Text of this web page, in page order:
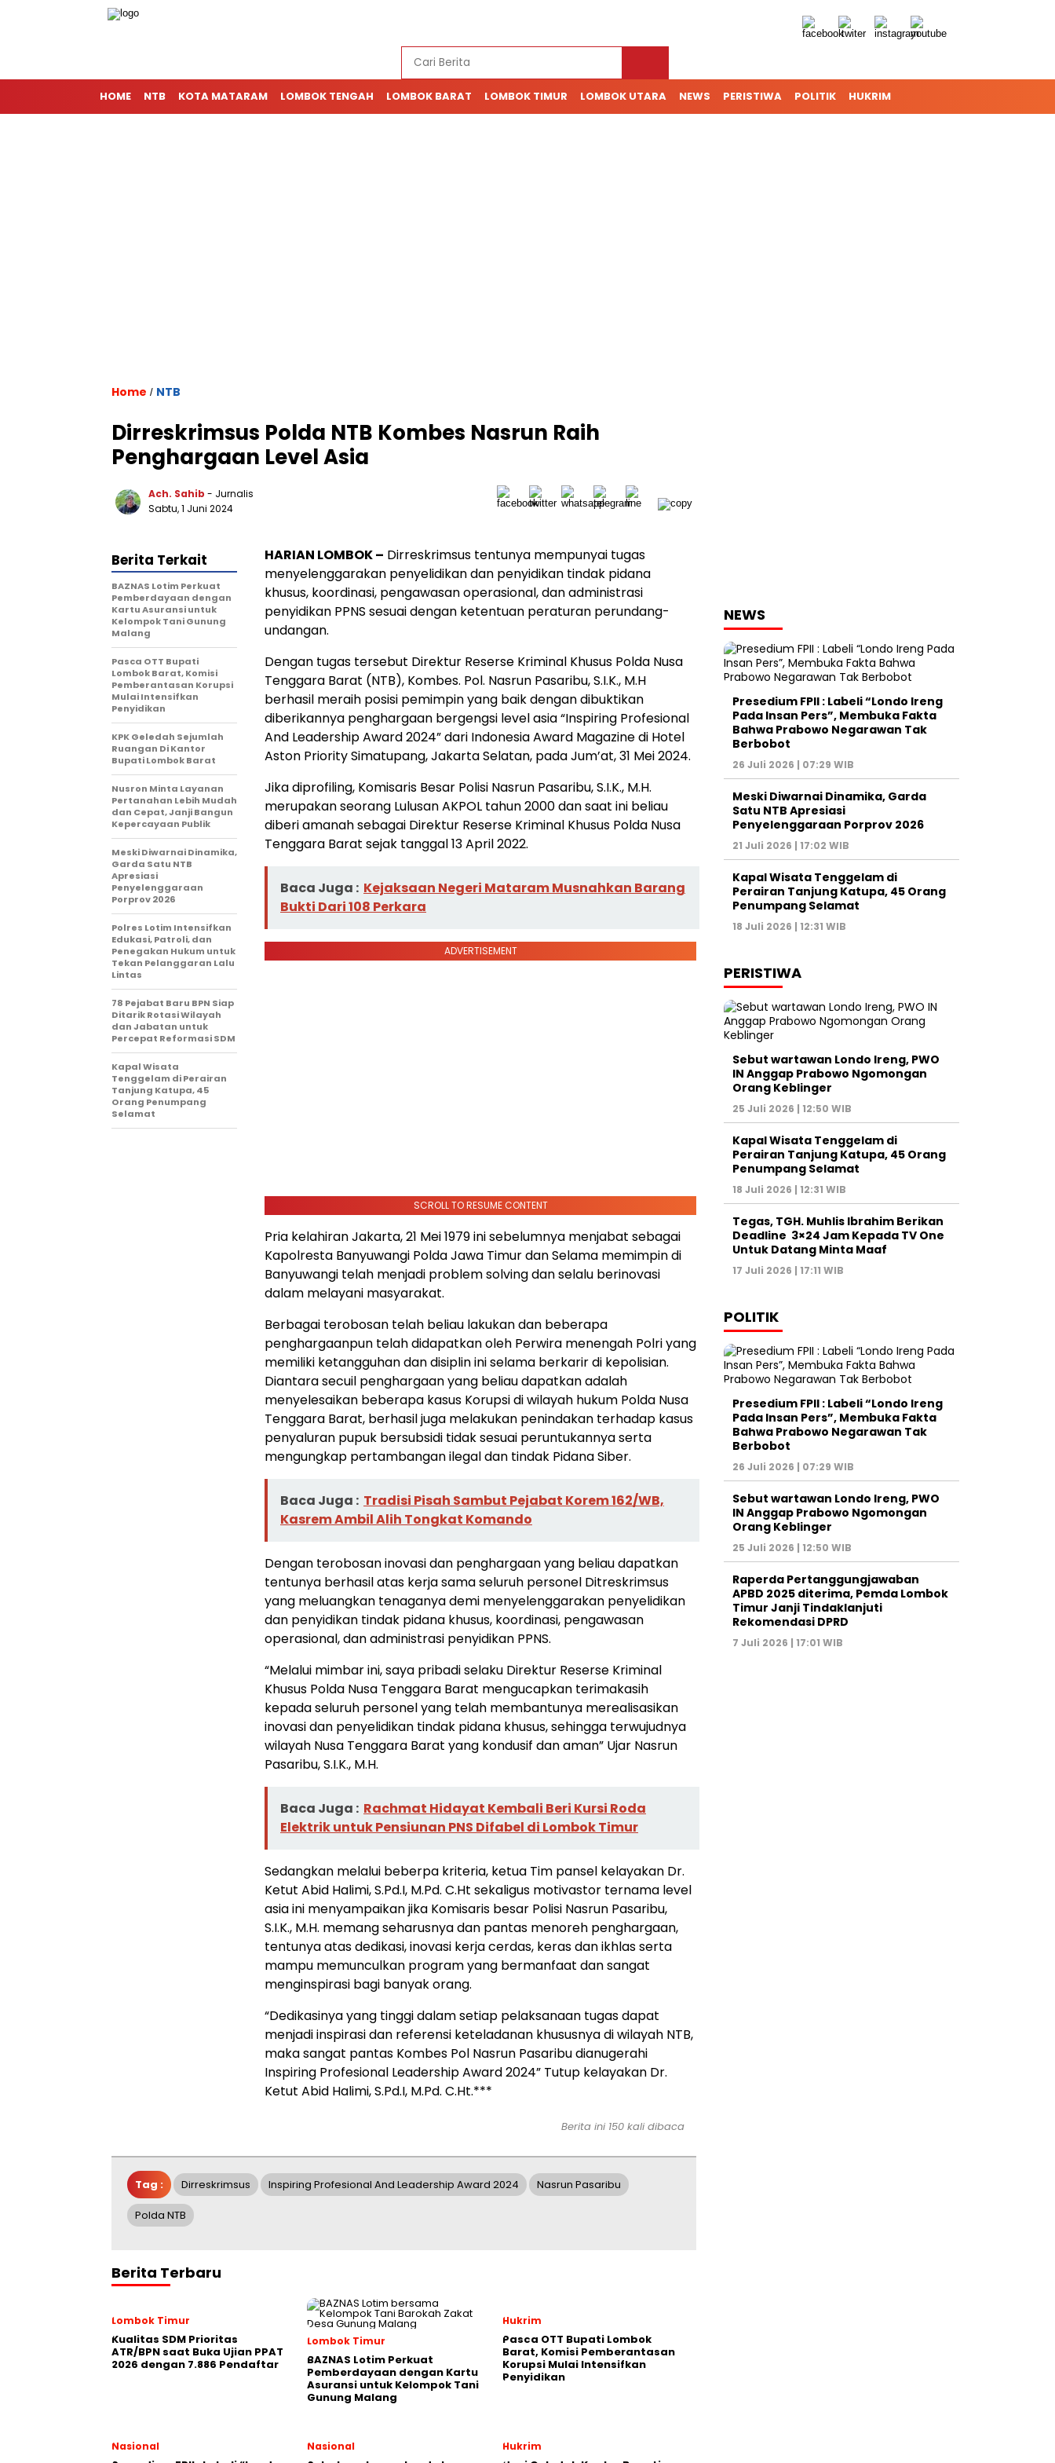
HOME NTB KOTA MATARAM LOMBOK TENGAH LOMBOK BARAT LOMBOK TIMUR LOMBOK UTARA NEWS PERISTIWA POLITIK HUKRIM
Home / NTB
Dirreskrimsus Polda NTB Kombes Nasrun Raih
Penghargaan Level Asia
Ach. Sahib - Jurnalis
Sabtu, 1 Juni 2024
HARIAN LOMBOK – Dirreskrimsus tentunya mempunyai tugas
menyelenggarakan penyelidikan dan penyidikan tindak pidana
khusus, koordinasi, pengawasan operasional, dan administrasi
penyidikan PPNS sesuai dengan ketentuan peraturan perundang-
undangan.
Dengan tugas tersebut Direktur Reserse Kriminal Khusus Polda Nusa
Tenggara Barat (NTB), Kombes. Pol. Nasrun Pasaribu, S.I.K., M.H
berhasil meraih posisi pemimpin yang baik dengan dibuktikan
diberikannya penghargaan bergengsi level asia “Inspiring Profesional
And Leadership Award 2024” dari Indonesia Award Magazine di Hotel
Aston Priority Simatupang, Jakarta Selatan, pada Jum’at, 31 Mei 2024.
Jika diprofiling, Komisaris Besar Polisi Nasrun Pasaribu, S.I.K., M.H.
merupakan seorang Lulusan AKPOL tahun 2000 dan saat ini beliau
diberi amanah sebagai Direktur Reserse Kriminal Khusus Polda Nusa
Tenggara Barat sejak tanggal 13 April 2022.
Baca Juga : Kejaksaan Negeri Mataram Musnahkan Barang
Bukti Dari 108 Perkara
ADVERTISEMENT
SCROLL TO RESUME CONTENT
Pria kelahiran Jakarta, 21 Mei 1979 ini sebelumnya menjabat sebagai
Kapolresta Banyuwangi Polda Jawa Timur dan Selama memimpin di
Banyuwangi telah menjadi problem solving dan selalu berinovasi
dalam melayani masyarakat.
Berbagai terobosan telah beliau lakukan dan beberapa
penghargaanpun telah didapatkan oleh Perwira menengah Polri yang
memiliki ketangguhan dan disiplin ini selama berkarir di kepolisian.
Diantara secuil penghargaan yang beliau dapatkan adalah
menyelesaikan beberapa kasus Korupsi di wilayah hukum Polda Nusa
Tenggara Barat, berhasil juga melakukan penindakan terhadap kasus
penyaluran pupuk bersubsidi tidak sesuai peruntukannya serta
mengungkap pertambangan ilegal dan tindak Pidana Siber.
Baca Juga : Tradisi Pisah Sambut Pejabat Korem 162/WB,
Kasrem Ambil Alih Tongkat Komando
Dengan terobosan inovasi dan penghargaan yang beliau dapatkan
tentunya berhasil atas kerja sama seluruh personel Ditreskrimsus
yang meluangkan tenaganya demi menyelenggarakan penyelidikan
dan penyidikan tindak pidana khusus, koordinasi, pengawasan
operasional, dan administrasi penyidikan PPNS.
“Melalui mimbar ini, saya pribadi selaku Direktur Reserse Kriminal
Khusus Polda Nusa Tenggara Barat mengucapkan terimakasih
kepada seluruh personel yang telah membantunya merealisasikan
inovasi dan penyelidikan tindak pidana khusus, sehingga terwujudnya
wilayah Nusa Tenggara Barat yang kondusif dan aman” Ujar Nasrun
Pasaribu, S.I.K., M.H.
Baca Juga : Rachmat Hidayat Kembali Beri Kursi Roda
Elektrik untuk Pensiunan PNS Difabel di Lombok Timur
Sedangkan melalui beberpa kriteria, ketua Tim pansel kelayakan Dr.
Ketut Abid Halimi, S.Pd.I, M.Pd. C.Ht sekaligus motivastor ternama level
asia ini menyampaikan jika Komisaris besar Polisi Nasrun Pasaribu,
S.I.K., M.H. memang seharusnya dan pantas menoreh penghargaan,
tentunya atas dedikasi, inovasi kerja cerdas, keras dan ikhlas serta
mampu memunculkan program yang bermanfaat dan sangat
menginspirasi bagi banyak orang.
“Dedikasinya yang tinggi dalam setiap pelaksanaan tugas dapat
menjadi inspirasi dan referensi keteladanan khususnya di wilayah NTB,
maka sangat pantas Kombes Pol Nasrun Pasaribu dianugerahi
Inspiring Profesional Leadership Award 2024” Tutup kelayakan Dr.
Ketut Abid Halimi, S.Pd.I, M.Pd. C.Ht.***
Berita Terkait
BAZNAS Lotim Perkuat
Pemberdayaan dengan
Kartu Asuransi untuk
Kelompok Tani Gunung
Malang
Pasca OTT Bupati
Lombok Barat, Komisi
Pemberantasan Korupsi
Mulai Intensifkan
Penyidikan
KPK Geledah Sejumlah
Ruangan Di Kantor
Bupati Lombok Barat
Nusron Minta Layanan
Pertanahan Lebih Mudah
dan Cepat, Janji Bangun
Kepercayaan Publik
Meski Diwarnai Dinamika,
Garda Satu NTB
Apresiasi
Penyelenggaraan
Porprov 2026 ‎
Polres Lotim Intensifkan
Edukasi, Patroli, dan
Penegakan Hukum untuk
Tekan Pelanggaran Lalu
Lintas
78 Pejabat Baru BPN Siap
Ditarik Rotasi Wilayah
dan Jabatan untuk
Percepat Reformasi SDM
Kapal Wisata
Tenggelam di Perairan
Tanjung Katupa, 45
Orang Penumpang
Selamat
Berita ini 150 kali dibaca
Tag : Dirreskrimsus Inspiring Profesional And Leadership Award 2024 Nasrun Pasaribu
Polda NTB
Berita Terbaru
Lombok Timur
Kualitas SDM Prioritas
ATR/BPN saat Buka Ujian PPAT
2026 dengan 7.886 Pendaftar
Lombok Timur
BAZNAS Lotim Perkuat
Pemberdayaan dengan Kartu
Asuransi untuk Kelompok Tani
Gunung Malang
Hukrim
Pasca OTT Bupati Lombok
Barat, Komisi Pemberantasan
Korupsi Mulai Intensifkan
Penyidikan
Nasional Nasional Hukrim
NEWS
Presedium FPII : Labeli “Londo Ireng
Pada Insan Pers”, Membuka Fakta
Bahwa Prabowo Negarawan Tak
Berbobot
26 Juli 2026 | 07:29 WIB
Meski Diwarnai Dinamika, Garda
Satu NTB Apresiasi
Penyelenggaraan Porprov 2026 ‎
21 Juli 2026 | 17:02 WIB
Kapal Wisata Tenggelam di
Perairan Tanjung Katupa, 45 Orang
Penumpang Selamat
18 Juli 2026 | 12:31 WIB
PERISTIWA
Sebut wartawan Londo Ireng, PWO
IN Anggap Prabowo Ngomongan
Orang Keblinger
25 Juli 2026 | 12:50 WIB
Kapal Wisata Tenggelam di
Perairan Tanjung Katupa, 45 Orang
Penumpang Selamat
18 Juli 2026 | 12:31 WIB
Tegas, TGH. Muhlis Ibrahim Berikan
Deadline 3×24 Jam Kepada TV One
Untuk Datang Minta Maaf
17 Juli 2026 | 17:11 WIB
POLITIK
Presedium FPII : Labeli “Londo Ireng
Pada Insan Pers”, Membuka Fakta
Bahwa Prabowo Negarawan Tak
Berbobot
26 Juli 2026 | 07:29 WIB
Sebut wartawan Londo Ireng, PWO
IN Anggap Prabowo Ngomongan
Orang Keblinger
25 Juli 2026 | 12:50 WIB
Raperda Pertanggungjawaban
APBD 2025 diterima, Pemda Lombok
Timur Janji Tindaklanjuti
Rekomendasi DPRD
7 Juli 2026 | 17:01 WIB